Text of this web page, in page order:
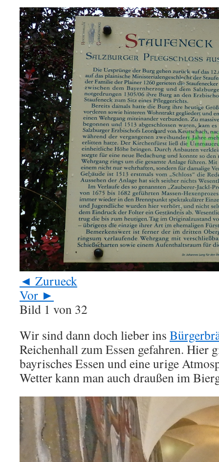
◄ Zurueck
Vor ►
Bild 1 von 32
Wir sind dann doch lieber ins
Reichenhall zum Essen gefahren. Hier
bayrisches Essen und eine urige
Wetter kann man auch draußen im